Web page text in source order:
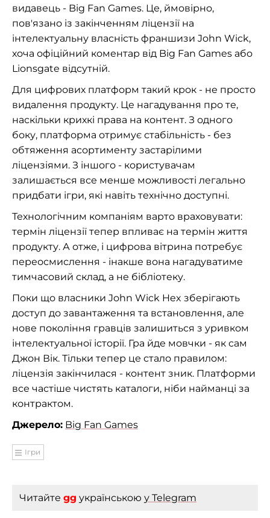
видавець - Big Fan Games. Це, ймовірно,
пов'язано із закінченням ліцензії на
інтелектуальну власність франшизи John Wick,
хоча офіційний коментар від Big Fan Games або
Lionsgate відсутній.
Для цифрових платформ такий крок - не просто
видалення продукту. Це нагадування про те,
наскільки крихкі права на контент. З одного
боку, платформа отримує стабільність - без
обтяження асортименту застарілими
ліцензіями. З іншого - користувачам
залишається все менше можливості легально
придбати ігри, які навіть технічно доступні.
Технологічним компаніям варто враховувати:
термін ліцензії тепер впливає на термін життя
продукту. А отже, і цифрова вітрина потребує
переосмислення - інакше вона нагадуватиме
тимчасовий склад, а не бібліотеку.
Поки що власники John Wick Hex зберігають
доступ до завантаження та встановлення, але
нове покоління гравців залишиться з уривком
інтелектуальної історії. Гра йде мовчки - як сам
Джон Вік. Тільки тепер це стало правилом:
ліцензія закінчилася - контент зник. Платформи
все частіше чистять каталоги, ніби найманці за
контрактом.
Джерело: Big Fan Games
Ігри
Читайте gg українською у Telegram